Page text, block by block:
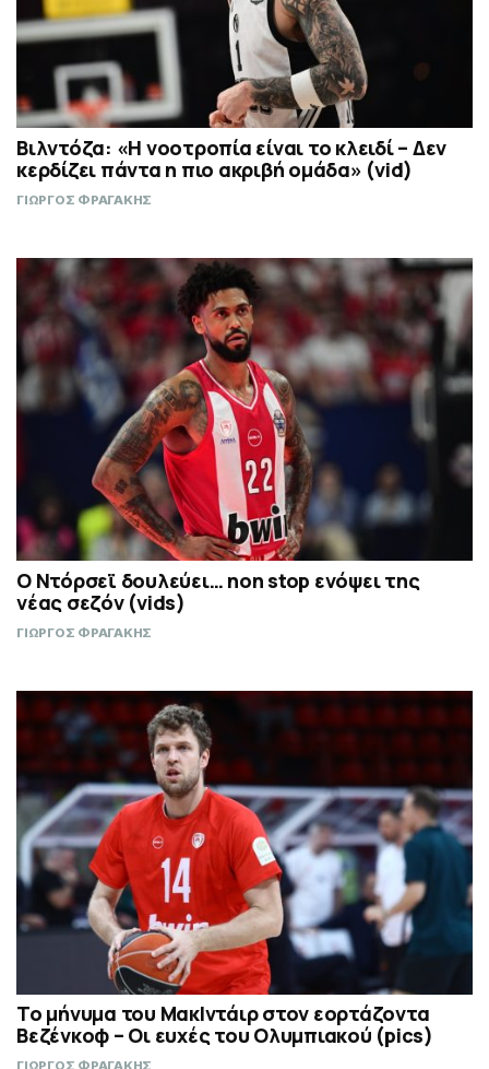
Βιλντόζα: «Η νοοτροπία είναι το κλειδί – Δεν
κερδίζει πάντα η πιο ακριβή ομάδα» (vid)
ΓΙΩΡΓΟΣ ΦΡΑΓΑΚΗΣ
Ο Ντόρσεϊ δουλεύει… non stop ενόψει της
νέας σεζόν (vids)
ΓΙΩΡΓΟΣ ΦΡΑΓΑΚΗΣ
Το μήνυμα του ΜακΙντάιρ στον εορτάζοντα
Βεζένκοφ – Οι ευχές του Ολυμπιακού (pics)